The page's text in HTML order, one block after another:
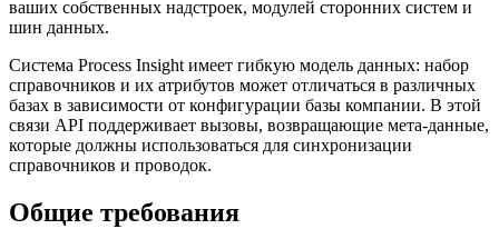
ваших собственных надстроек, модулей сторонних систем и
шин данных.
Система Process Insight имеет гибкую модель данных: набор
справочников и их атрибутов может отличаться в различных
базах в зависимости от конфигурации базы компании. В этой
связи API поддерживает вызовы, возвращающие мета-данные,
которые должны использоваться для синхронизации
справочников и проводок.
Общие требования